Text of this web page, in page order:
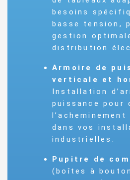
besoins
basse tension,
gestion
distribution
Armoire de
verticale et
Installation
puissance pour
l’acheminement
dans vos
industrielles.
Pupitre de
(boîtes à